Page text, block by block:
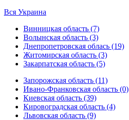
Вся Украина
Винницкая область (7)
Волынская область (3)
Днепропетровская облась (19)
Житомирская область (3)
Закарпатская область (5)
Запорожская область (11)
Ивано-Франковская область (0)
Киевская область (39)
Кировоградская область (4)
Львовская область (9)